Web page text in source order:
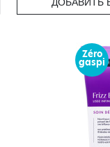
Zéro
gaspi